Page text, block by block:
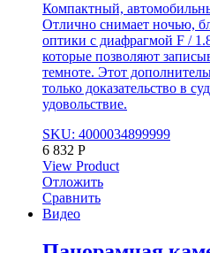
Компактный,
Отлично снимает ночью,
оптики с диафрагмой F /
которые позволяют
темноте. Этот
только доказательство в
удовольствие.
SKU: 4000034899999
6 832 Р
View Product
Отложить
Сравнить
Видео